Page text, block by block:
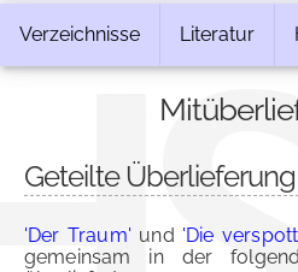
Verzeichnisse Literatur
Geteilte Überlieferung
'Der Traum' und 'Die
gemeinsam in der